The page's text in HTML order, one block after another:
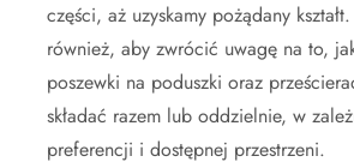
części, aż uzyskamy pożądany
również, aby zwrócić uwagę na to,
poszewki na poduszki oraz
składać razem lub oddzielnie, w
preferencji i dostępnej przestrzeni.